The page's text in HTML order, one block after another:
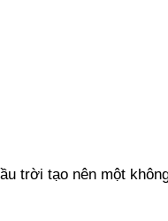
trời tạo nên một